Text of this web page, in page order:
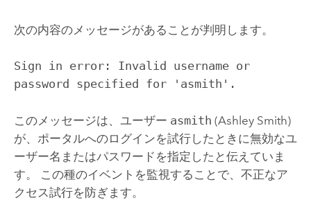
次の内容のメッセージがあることが判明します。
Sign in error: Invalid username or
password specified for 'asmith'.
このメッセージは、ユーザー asmith (Ashley Smith)
が、ポータルへのログインを試行したときに無効なユ
ーザー名またはパスワードを指定したと伝えていま
す。 この種のイベントを監視することで、不正なア
クセス試行を防ぎます。